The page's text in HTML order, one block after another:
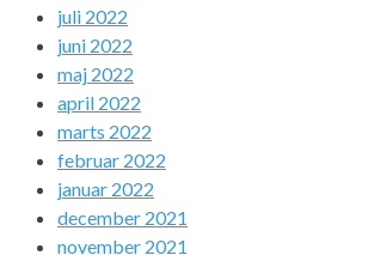
juli 2022
juni 2022
maj 2022
april 2022
marts 2022
februar 2022
januar 2022
december 2021
november 2021